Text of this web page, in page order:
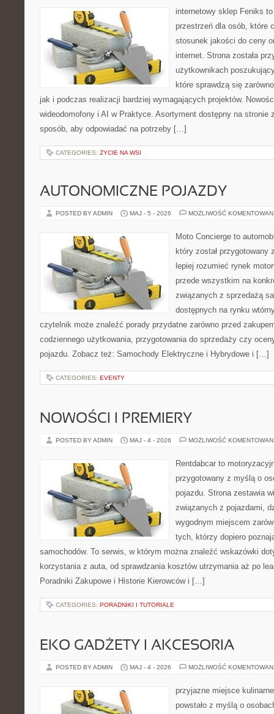
internetowy sklep Feniks
przestrzeń dla osób, które
stosunek jakości do ceny
internet. Strona została
użytkownikach
które sprawdzą się
jak i podczas realizacji bardziej wymagających projektów.
wideodomofony i AI w Praktyce. Asortyment dostępny na stronie
sposób, aby odpowiadać na potrzeby […]
CATEGORIES: ŻYCIE NA WSI
AUTONOMICZNE POJAZDY
POSTED BY ADMIN MAJ - 5 - 2026 MOŻLIWOŚĆ
Moto Concierge to
który został
lepiej rozumieć rynek
przede wszystkim na
związanych z sprzedażą
dostępnych na rynku
czytelnik może znaleźć porady przydatne zarówno przed
codziennego użytkowania, przygotowania do sprzedaży czy
pojazdu. Zobacz też: Samochody Elektryczne i Hybrydowe i […]
CATEGORIES: EVENTY
NOWOŚCI I PREMIERY
POSTED BY ADMIN MAJ - 4 - 2026 MOŻLIWOŚĆ
Rentdabcar to
przygotowany z myślą o
pojazdu. Strona zestawia
związanych z pojazdami,
wygodnym miejscem
tych, którzy dopiero
samochodów. To serwis, w którym można znaleźć wskazówki
korzystania z auta, od sprawdzania kosztów utrzymania aż po
Poradniki Zakupowe i Historie Kierowców i […]
CATEGORIES: PORADNIKI I TUTORIALE
EKO GADŻETY I AKCESORIA
POSTED BY ADMIN MAJ - 4 - 2026 MOŻLIWOŚĆ
przyjazne miejsce
powstało z myślą o